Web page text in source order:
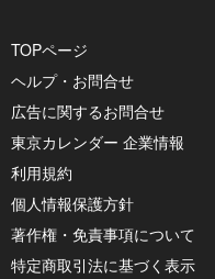
TOPページ
ヘルプ・お問合せ
広告に関するお問合せ
東京カレンダー 企業情報
利用規約
個人情報保護方針
著作権・免責事項について
特定商取引法に基づく表示